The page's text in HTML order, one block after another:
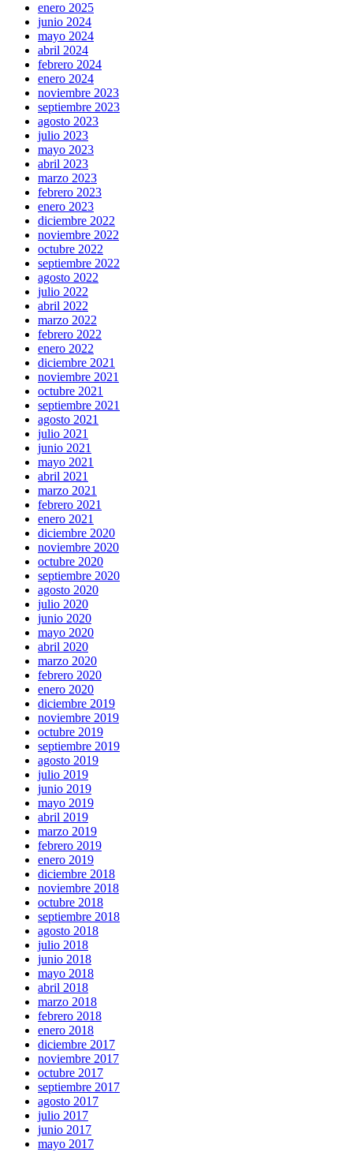
enero 2025
junio 2024
mayo 2024
abril 2024
febrero 2024
enero 2024
noviembre 2023
septiembre 2023
agosto 2023
julio 2023
mayo 2023
abril 2023
marzo 2023
febrero 2023
enero 2023
diciembre 2022
noviembre 2022
octubre 2022
septiembre 2022
agosto 2022
julio 2022
abril 2022
marzo 2022
febrero 2022
enero 2022
diciembre 2021
noviembre 2021
octubre 2021
septiembre 2021
agosto 2021
julio 2021
junio 2021
mayo 2021
abril 2021
marzo 2021
febrero 2021
enero 2021
diciembre 2020
noviembre 2020
octubre 2020
septiembre 2020
agosto 2020
julio 2020
junio 2020
mayo 2020
abril 2020
marzo 2020
febrero 2020
enero 2020
diciembre 2019
noviembre 2019
octubre 2019
septiembre 2019
agosto 2019
julio 2019
junio 2019
mayo 2019
abril 2019
marzo 2019
febrero 2019
enero 2019
diciembre 2018
noviembre 2018
octubre 2018
septiembre 2018
agosto 2018
julio 2018
junio 2018
mayo 2018
abril 2018
marzo 2018
febrero 2018
enero 2018
diciembre 2017
noviembre 2017
octubre 2017
septiembre 2017
agosto 2017
julio 2017
junio 2017
mayo 2017